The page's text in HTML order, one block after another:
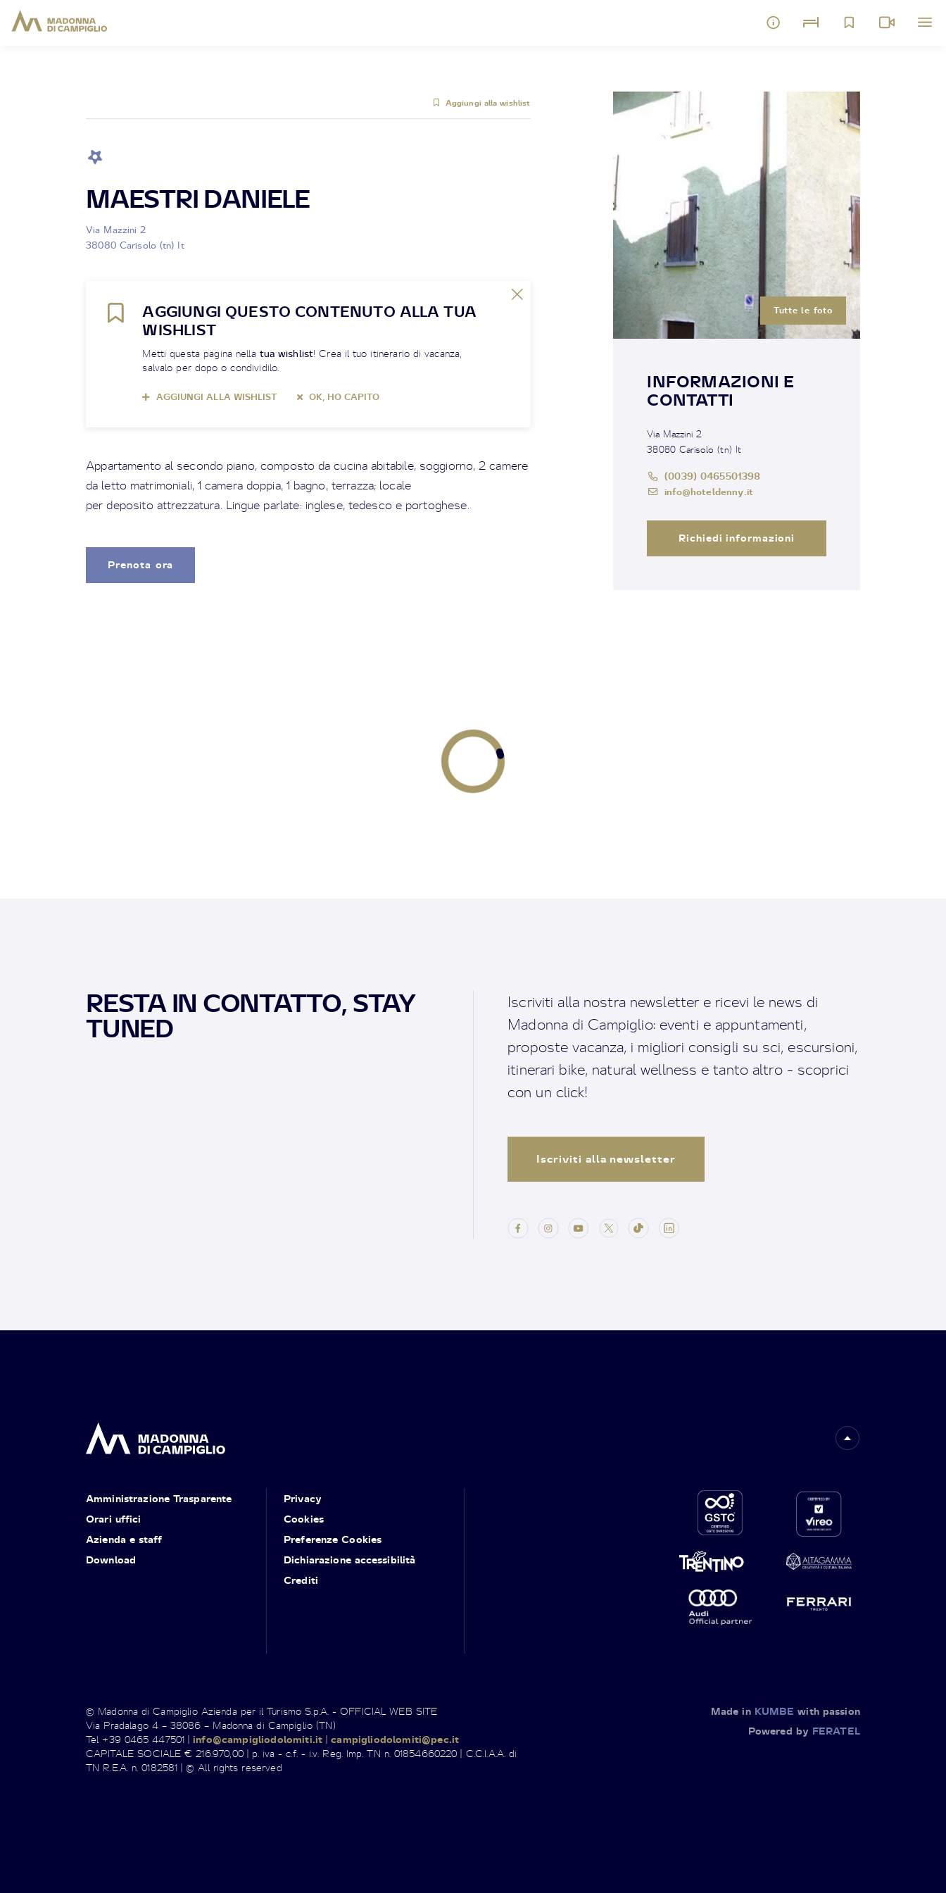
Aggiungi alla wishlist
MAESTRI DANIELE
Via Mazzini 2
38080 Carisolo (tn) It
AGGIUNGI QUESTO CONTENUTO ALLA TUA
WISHLIST
Metti questa pagina nella tua wishlist! Crea il tuo itinerario di vacanza,
salvalo per dopo o condividilo.
AGGIUNGI ALLA WISHLIST OK, HO CAPITO
Appartamento al secondo piano, composto da cucina abitabile, soggiorno, 2 camere
da letto matrimoniali, 1 camera doppia, 1 bagno, terrazza; locale
per deposito attrezzatura. Lingue parlate: inglese, tedesco e portoghese.
Prenota ora
Tutte le foto
INFORMAZIONI E
CONTATTI
Via Mazzini 2
38080 Carisolo (tn) It
(0039) 0465501398
info@hoteldenny.it
Richiedi informazioni
RESTA IN CONTATTO, STAY
TUNED
Iscriviti alla nostra newsletter e ricevi le news di
Madonna di Campiglio: eventi e appuntamenti,
proposte vacanza, i migliori consigli su sci, escursioni,
itinerari bike, natural wellness e tanto altro - scoprici
con un click!
Iscriviti alla newsletter
Amministrazione Trasparente
Orari uffici
Azienda e staff
Download
Privacy
Cookies
Preferenze Cookies
Dichiarazione accessibilità
Crediti
© Madonna di Campiglio Azienda per il Turismo S.p.A. - OFFICIAL WEB SITE
Via Pradalago 4 – 38086 – Madonna di Campiglio (TN)
Tel +39 0465 447501 |info@campigliodolomiti.it |campigliodolomiti@pec.it
CAPITALE SOCIALE € 216.970,00 | p. iva - c.f. - i.v. Reg. Imp. TN n. 01854660220 | C.C.I.A.A. di
TN R.E.A. n. 0182581 | © All rights reserved
Made in KUMBE with passion
Powered by FERATEL